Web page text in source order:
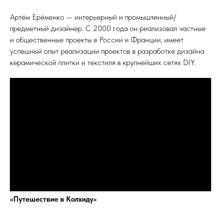
Артём Ерёменко — интерьерный и промышленный/
предметный дизайнер. С 2000 года он реализовал частные
и общественные проекты в России и Франции, имеет
успешный опыт реализации проектов в разработке дизайна
керамической плитки и текстиля в крупнейших сетях DIY.
«Путешествие в Колхиду»